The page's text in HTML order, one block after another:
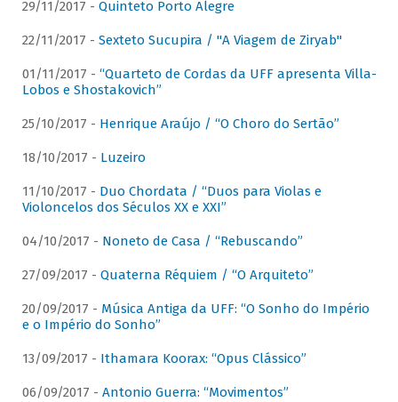
29/11/2017 - Quinteto Porto Alegre
22/11/2017 - Sexteto Sucupira / "A Viagem de Ziryab"
01/11/2017 - “Quarteto de Cordas da UFF apresenta Villa-
Lobos e Shostakovich”
25/10/2017 - Henrique Araújo / “O Choro do Sertão”
18/10/2017 - Luzeiro
11/10/2017 - Duo Chordata / “Duos para Violas e
Violoncelos dos Séculos XX e XXI”
04/10/2017 - Noneto de Casa / “Rebuscando”
27/09/2017 - Quaterna Réquiem / “O Arquiteto”
20/09/2017 - Música Antiga da UFF: “O Sonho do Império
e o Império do Sonho”
13/09/2017 - Ithamara Koorax: “Opus Clássico”
06/09/2017 - Antonio Guerra: “Movimentos”